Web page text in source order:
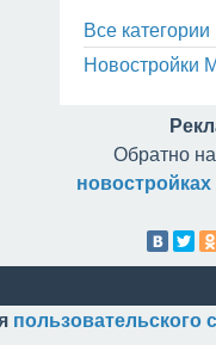
Все категории
Новостройки
Обратно на
пользовательского